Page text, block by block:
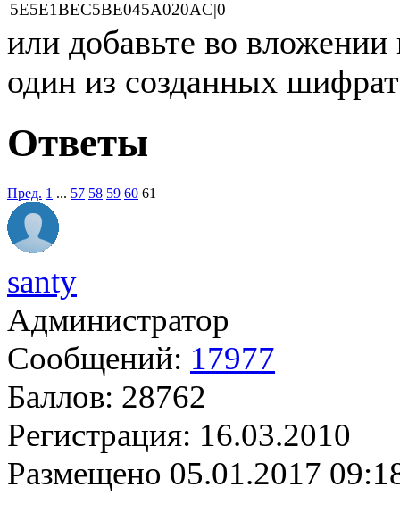
5E5E1BEC5BE045A020AC|0
или добавьте во
один из созданных
Ответы
Пред. 1 ... 57 58 59 60 61
santy
Администратор
Сообщений: 17977
Баллов: 28762
Регистрация: 16.03.2010
Размещено 05.01.2017